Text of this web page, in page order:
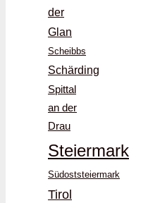
der
Glan
Scheibbs
Schärding
Spittal
an der
Drau
Steiermark
Südoststeiermark
Tirol